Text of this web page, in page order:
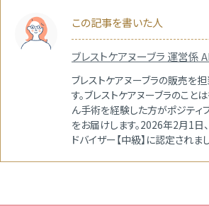
この記事を書いた人
ブレストケアヌーブラ 運営係
ブレストケアヌーブラの販売を
す。ブレストケアヌーブラのこと
ん手術を経験した方がポジティ
をお届けします。2026年2月1日
ドバイザー【中級】に認定されま